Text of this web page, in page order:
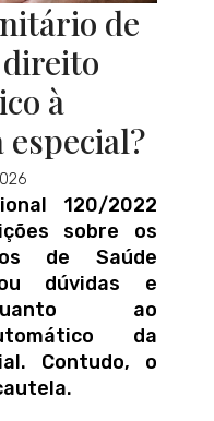
de
à
120/2022
sobre os
de Saúde
dúvidas e
ao
da
Contudo, o